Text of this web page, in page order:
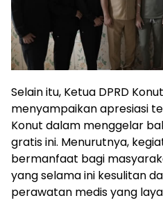
Selain itu, Ketua DPRD
menyampaikan apresiasi
Konut dalam menggelar
gratis ini. Menurutnya,
bermanfaat bagi
yang selama ini kesulitan
perawatan medis yang